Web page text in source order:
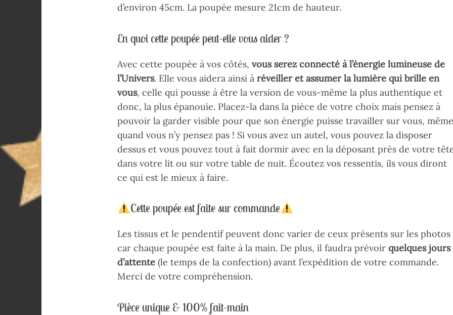
d’environ 45cm. La poupée mesure 21cm de hauteur.
En quoi cette poupée peut-elle vous aider ?
Avec cette poupée à vos côtés, vous serez connecté à l’énergie lumineuse de
l’Univers. Elle vous aidera ainsi à réveiller et assumer la lumière qui brille en
vous, celle qui pousse à être la version de vous-même la plus authentique et
donc, la plus épanouie. Placez-la dans la pièce de votre choix mais pensez à
pouvoir la garder visible pour que son énergie puisse travailler sur vous, même
quand vous n’y pensez pas ! Si vous avez un autel, vous pouvez la disposer
dessus et vous pouvez tout à fait dormir avec en la déposant près de votre
dans votre lit ou sur votre table de nuit. Écoutez vos ressentis, ils vous diront
ce qui est le mieux à faire.
Cette poupée est faite sur commande
Les tissus et le pendentif peuvent donc varier de ceux présents sur les photos
car chaque poupée est faite à la main. De plus, il faudra prévoir quelques jours
d’attente (le temps de la confection) avant l’expédition de votre commande.
Merci de votre compréhension.
Pièce unique & 100% fait-main